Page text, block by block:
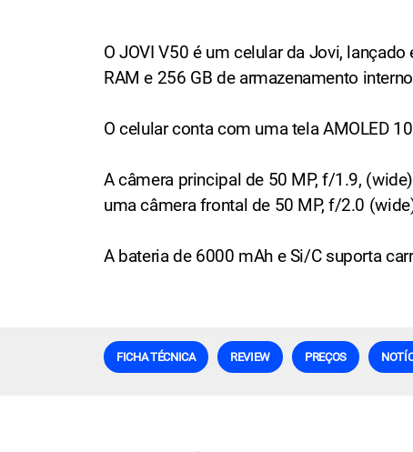
O JOVI V50 é um celular da Jovi,
RAM e 256 GB de armazenamento
O celular conta com uma tela AMOLED
A câmera principal de 50 MP, f/1.9,
uma câmera frontal de 50 MP, f/2.0
A bateria de 6000 mAh e Si/C suporta
FICHA TÉCNICA REVIEW PREÇOS